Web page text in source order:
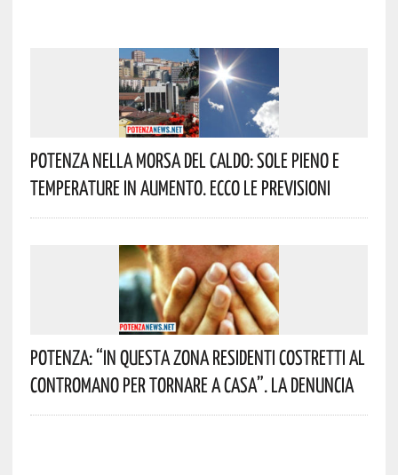
Potenza Nella Morsa Del Caldo: Sole Pieno E
Temperature In Aumento. Ecco Le Previsioni
Potenza: “In Questa Zona Residenti Costretti Al
Contromano Per Tornare A Casa”. La Denuncia